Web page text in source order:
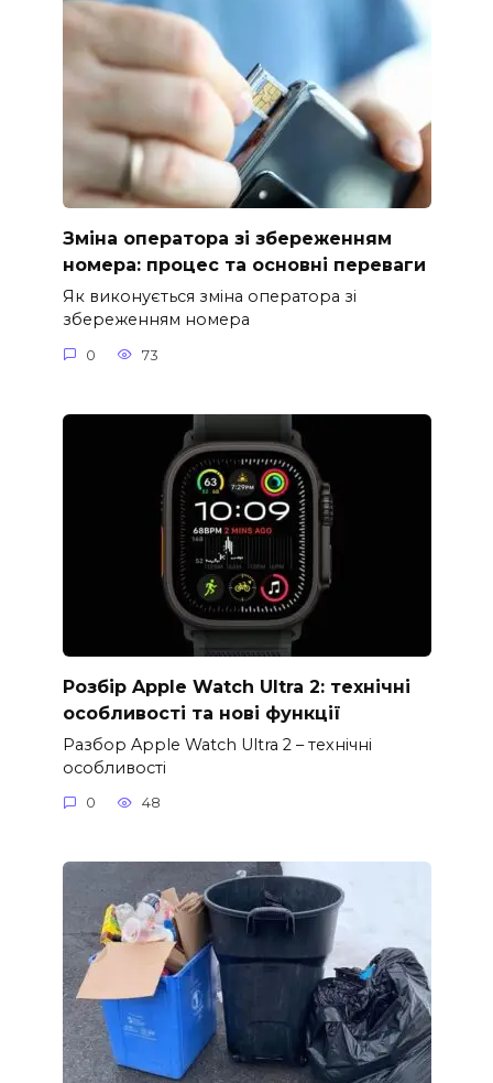
Зміна оператора зі збереженням
номера: процес та основні переваги
Як виконується зміна оператора зі
збереженням номера
0 73
Розбір Apple Watch Ultra 2: технічні
особливості та нові функції
Разбор Apple Watch Ultra 2 – технічні
особливості
0 48